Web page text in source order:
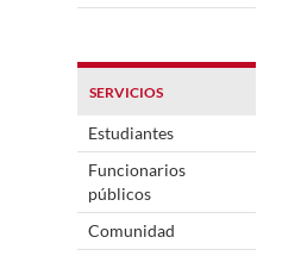
SERVICIOS
Estudiantes
Funcionarios
públicos
Comunidad